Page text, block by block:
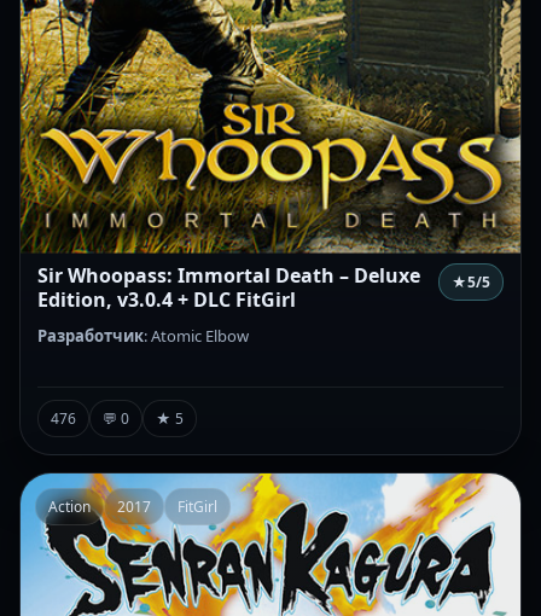
Sir Whoopass: Immortal Death – Deluxe
Edition, v3.0.4 + DLC FitGirl
★5/5
Разработчик: Atomic Elbow
476 💬 0 ★ 5
Action 2017 FitGirl